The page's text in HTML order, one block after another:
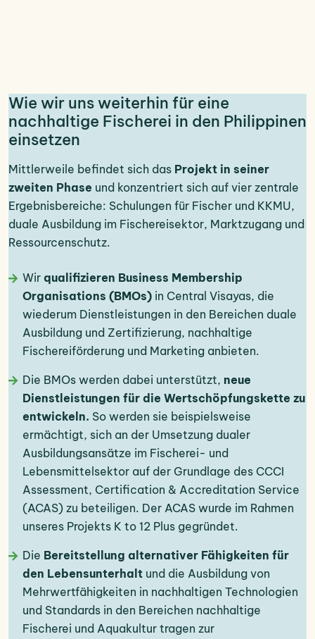
Wie wir uns weiterhin für eine
nachhaltige Fischerei in den Philippinen
einsetzen
Mittlerweile befindet sich das Projekt in seiner
zweiten Phase und konzentriert sich auf vier zentrale
Ergebnisbereiche: Schulungen für Fischer und KKMU,
duale Ausbildung im Fischereisektor, Marktzugang und
Ressourcenschutz.
Wir qualifizieren Business Membership
Organisations (BMOs) in Central Visayas, die
wiederum Dienstleistungen in den Bereichen duale
Ausbildung und Zertifizierung, nachhaltige
Fischereiförderung und Marketing anbieten.
Die BMOs werden dabei unterstützt, neue
Dienstleistungen für die Wertschöpfungskette zu
entwickeln. So werden sie beispielsweise
ermächtigt, sich an der Umsetzung dualer
Ausbildungsansätze im Fischerei- und
Lebensmittelsektor auf der Grundlage des CCCI
Assessment, Certification & Accreditation Service
(ACAS) zu beteiligen. Der ACAS wurde im Rahmen
unseres Projekts K to 12 Plus gegründet.
Die Bereitstellung alternativer Fähigkeiten für
den Lebensunterhalt und die Ausbildung von
Mehrwertfähigkeiten in nachhaltigen Technologien
und Standards in den Bereichen nachhaltige
Fischerei und Aquakultur tragen zur